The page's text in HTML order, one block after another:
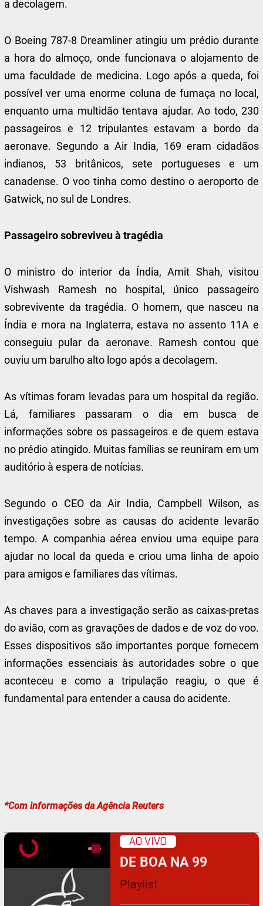
a decolagem.
O Boeing 787-8 Dreamliner atingiu um prédio durante
a hora do almoço, onde funcionava o alojamento de
uma faculdade de medicina. Logo após a queda, foi
possível ver uma enorme coluna de fumaça no local,
enquanto uma multidão tentava ajudar. Ao todo, 230
passageiros e 12 tripulantes estavam a bordo da
aeronave. Segundo a Air India, 169 eram cidadãos
indianos, 53 britânicos, sete portugueses e um
canadense. O voo tinha como destino o aeroporto de
Gatwick, no sul de Londres.
Passageiro sobreviveu à tragédia
O ministro do interior da Índia, Amit Shah, visitou
Vishwash Ramesh no hospital, único passageiro
sobrevivente da tragédia. O homem, que nasceu na
Índia e mora na Inglaterra, estava no assento 11A e
conseguiu pular da aeronave. Ramesh contou que
ouviu um barulho alto logo após a decolagem.
As vítimas foram levadas para um hospital da região.
Lá, familiares passaram o dia em busca de
informações sobre os passageiros e de quem estava
no prédio atingido. Muitas famílias se reuniram em um
auditório à espera de notícias.
Segundo o CEO da Air India, Campbell Wilson, as
investigações sobre as causas do acidente levarão
tempo. A companhia aérea enviou uma equipe para
ajudar no local da queda e criou uma linha de apoio
para amigos e familiares das vítimas.
As chaves para a investigação serão as caixas-pretas
do avião, com as gravações de dados e de voz do voo.
Esses dispositivos são importantes porque fornecem
informações essenciais às autoridades sobre o que
aconteceu e como a tripulação reagiu, o que é
fundamental para entender a causa do acidente.
*Com informações da Agência Reuters
AO VIVO
DE BOA NA 99
Playlist